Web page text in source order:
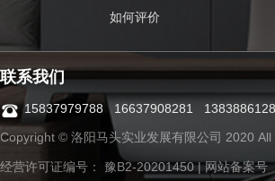
如何评价
联系我们
15837979788 16637908281
Copyright © 洛阳马头实业发展有限公司 2020 All
经营许可证编号： 豫B2-20201450 | 网站备案号